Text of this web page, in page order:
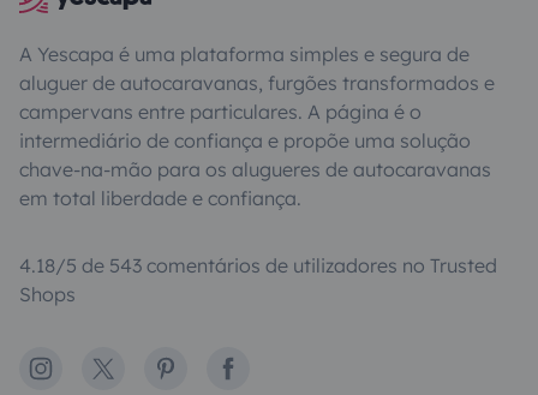
A Yescapa é uma plataforma simples e segura de
aluguer de autocaravanas, furgões transformados e
campervans entre particulares. A página é o
intermediário de confiança e propõe uma solução
chave-na-mão para os alugueres de autocaravanas
em total liberdade e confiança.
4.18/5 de 543 comentários de utilizadores no Trusted
Shops
Instagram
X PinterestFacebook